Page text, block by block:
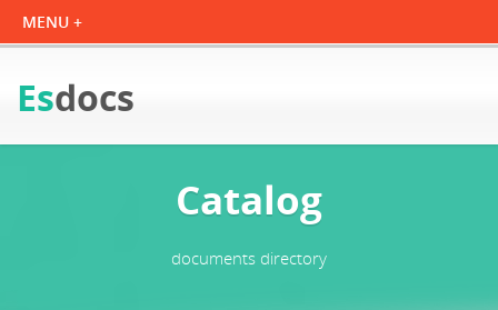
Esdocs
Catalog
documents directory